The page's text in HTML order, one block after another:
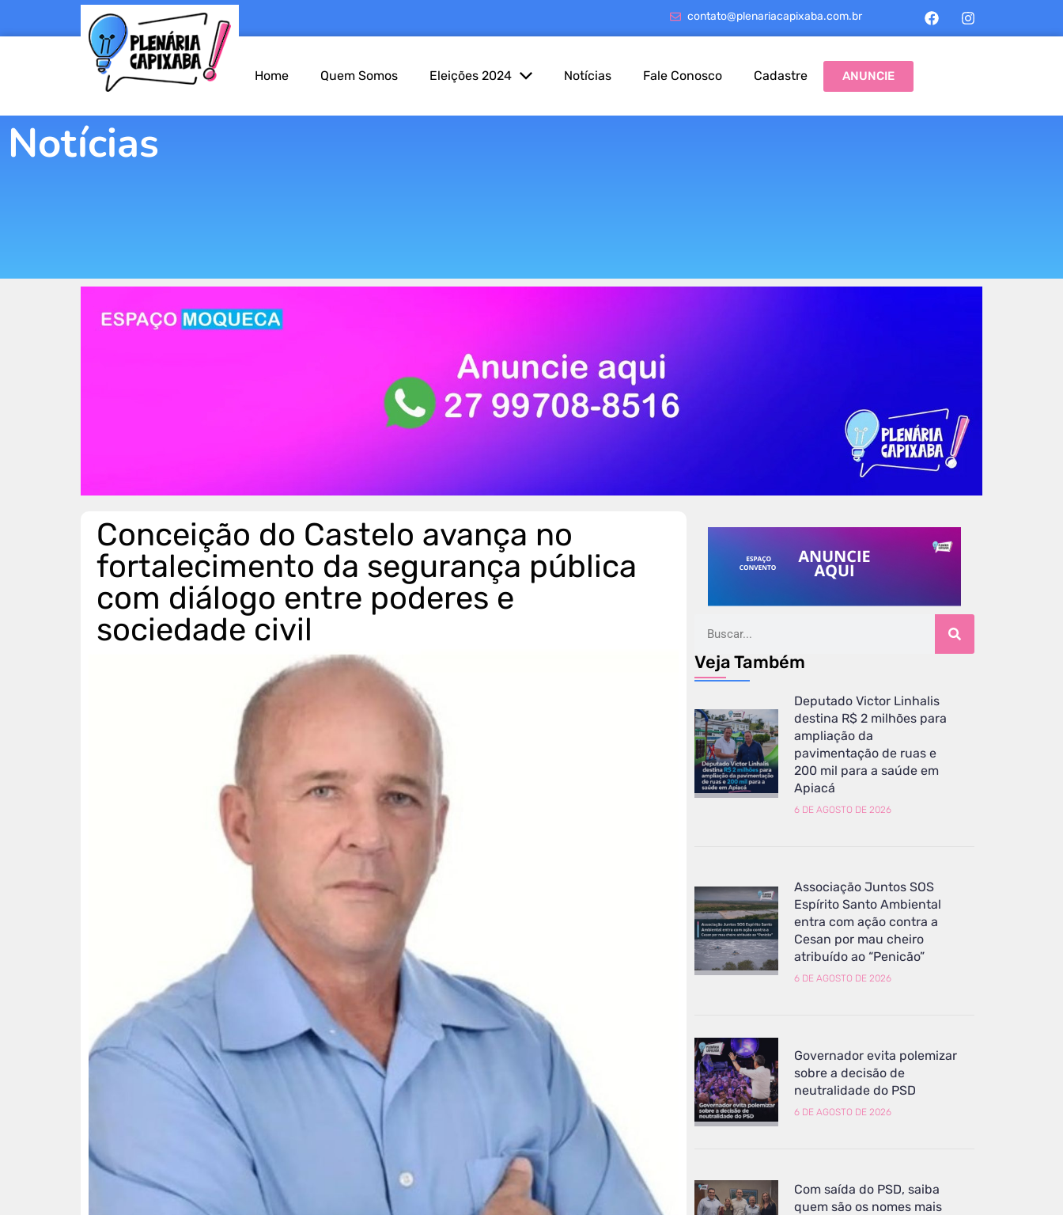
contato@plenariacapixaba.com.br
Home Quem Somos Eleições 2024 Notícias Fale Conosco Cadastre ANUNCIE
Notícias
Conceição do Castelo avança no
fortalecimento da segurança pública
com diálogo entre poderes e
sociedade civil
Veja Também
Deputado Victor Linhalis
destina R$ 2 milhões para
ampliação da
pavimentação de ruas e
200 mil para a saúde em
Apiacá
6 DE AGOSTO DE 2026
Associação Juntos SOS
Espírito Santo Ambiental
entra com ação contra a
Cesan por mau cheiro
atribuído ao “Penicão”
6 DE AGOSTO DE 2026
Governador evita polemizar
sobre a decisão de
neutralidade do PSD
6 DE AGOSTO DE 2026
Com saída do PSD, saiba
quem são os nomes mais